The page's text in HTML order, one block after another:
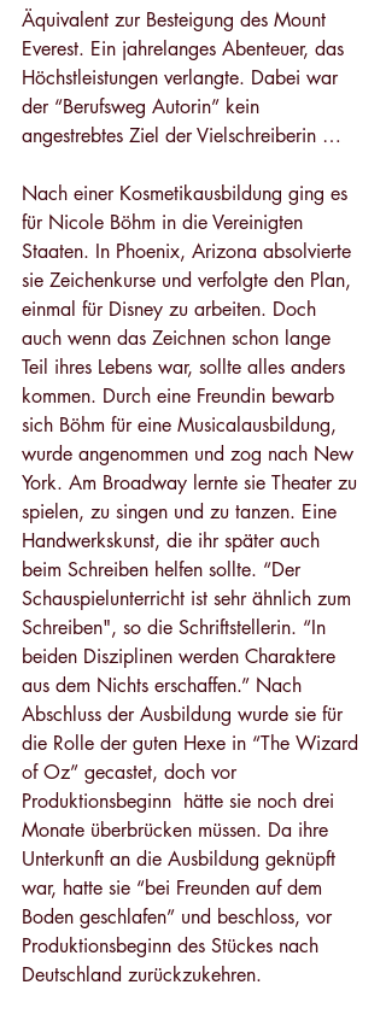
Äquivalent zur Besteigung des Mount
Everest. Ein jahrelanges Abenteuer, das
Höchstleistungen verlangte. Dabei war
der “Berufsweg Autorin” kein
angestrebtes Ziel der Vielschreiberin …
Nach einer Kosmetikausbildung ging es
für Nicole Böhm in die Vereinigten
Staaten. In Phoenix, Arizona absolvierte
sie Zeichenkurse und verfolgte den Plan,
einmal für Disney zu arbeiten. Doch
auch wenn das Zeichnen schon lange
Teil ihres Lebens war, sollte alles anders
kommen. Durch eine Freundin bewarb
sich Böhm für eine Musicalausbildung,
wurde angenommen und zog nach New
York. Am Broadway lernte sie Theater zu
spielen, zu singen und zu tanzen. Eine
Handwerkskunst, die ihr später auch
beim Schreiben helfen sollte. “Der
Schauspielunterricht ist sehr ähnlich zum
Schreiben", so die Schriftstellerin. “In
beiden Disziplinen werden Charaktere
aus dem Nichts erschaffen.” Nach
Abschluss der Ausbildung wurde sie für
die Rolle der guten Hexe in “The Wizard
of Oz” gecastet, doch vor
Produktionsbeginn  hätte sie noch drei
Monate überbrücken müssen. Da ihre
Unterkunft an die Ausbildung geknüpft
war, hatte sie “bei Freunden auf dem
Boden geschlafen” und beschloss, vor
Produktionsbeginn des Stückes nach
Deutschland zurückzukehren.